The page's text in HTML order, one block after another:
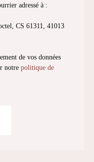
adressé à :
CS 61311, 41013
de vos données
notre politique de